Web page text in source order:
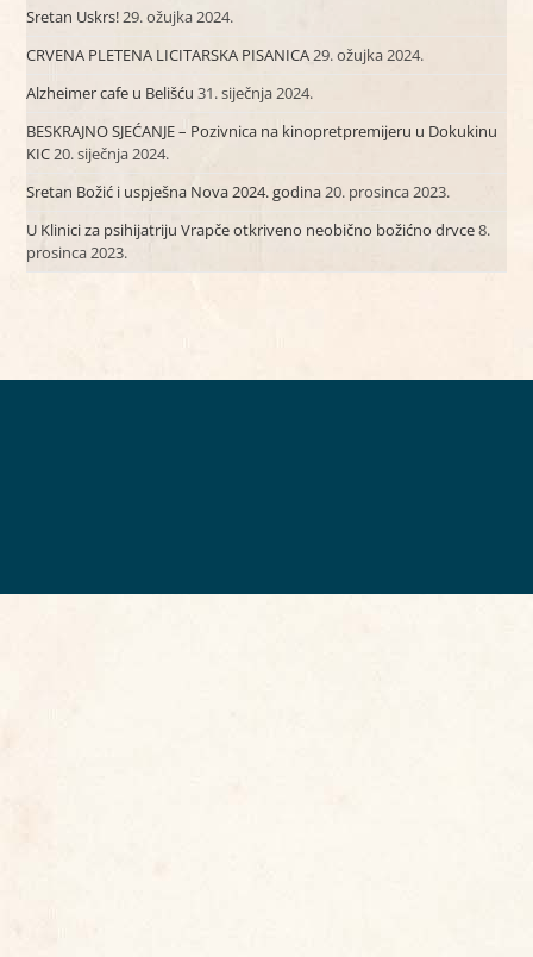
Sretan Uskrs!29. ožujka 2024.
CRVENA PLETENA LICITARSKA PISANICA29. ožujka 2024.
Alzheimer cafe u Belišću 31. siječnja 2024.
BESKRAJNO SJEĆANJE – Pozivnica na kinopretpremijeru u Dokukinu
KIC20. siječnja 2024.
Sretan Božić i uspješna Nova 2024. godina20. prosinca 2023.
U Klinici za psihijatriju Vrapče otkriveno neobično božićno drvce8.
prosinca 2023.